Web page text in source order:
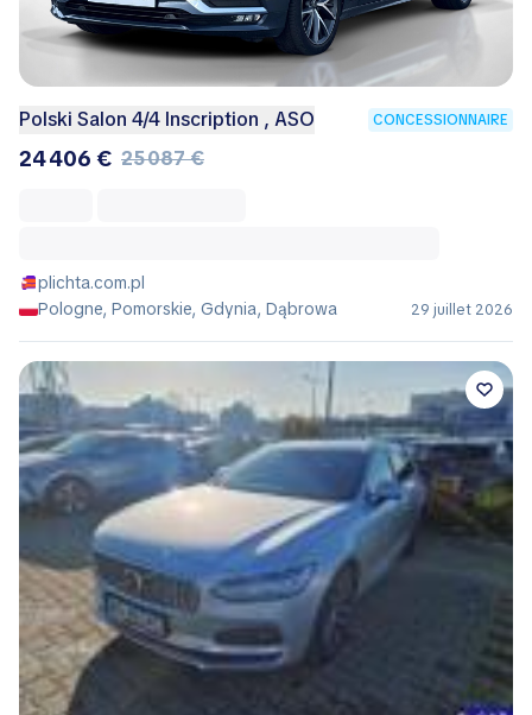
Polski Salon 4/4 Inscription , ASO CONCESSIONNAIRE
24 406 € 25 087 €
plichta.com.pl
Pologne, Pomorskie, Gdynia, Dąbrowa
29 juillet 2026